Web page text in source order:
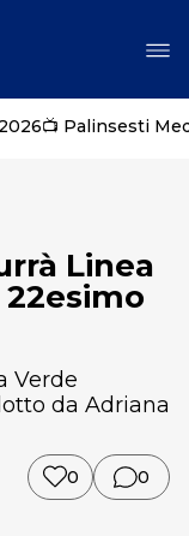
📺 Palinsesti
Linea
Verde
da Adriana
0 0